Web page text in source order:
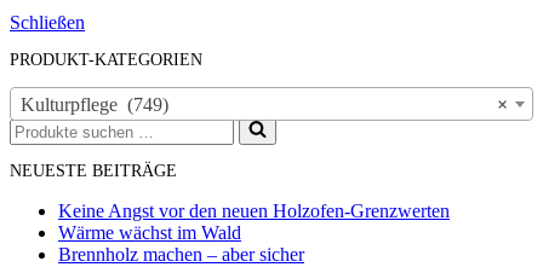
Schließen
PRODUKT-KATEGORIEN
×
Kulturpflege (749)
Suchen
nach …
NEUESTE BEITRÄGE
Keine Angst vor den neuen Holzofen-Grenzwerten
Wärme wächst im Wald
Brennholz machen – aber sicher